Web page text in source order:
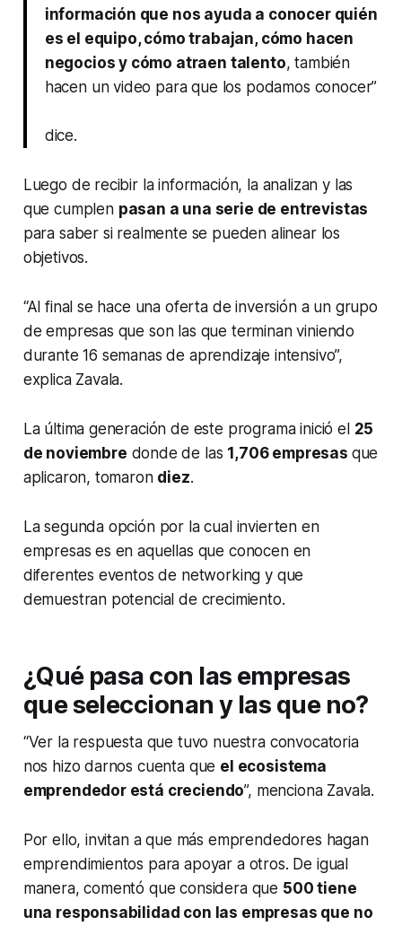
información que nos ayuda a conocer quién
es el equipo, cómo trabajan, cómo hacen
negocios y cómo atraen talento, también
hacen un video para que los podamos conocer”
dice.
Luego de recibir la información, la analizan y las
que cumplen pasan a una serie de entrevistas
para saber si realmente se pueden alinear los
objetivos.
“Al final se hace una oferta de inversión a un grupo
de empresas que son las que terminan viniendo
durante 16 semanas de aprendizaje intensivo”,
explica Zavala.
La última generación de este programa inició el 25
de noviembre donde de las 1,706 empresas que
aplicaron, tomaron diez.
La segunda opción por la cual invierten en
empresas es en aquellas que conocen en
diferentes eventos de networking y que
demuestran potencial de crecimiento.
¿Qué pasa con las empresas
que seleccionan y las que no?
“Ver la respuesta que tuvo nuestra convocatoria
nos hizo darnos cuenta que el ecosistema
emprendedor está creciendo”, menciona Zavala.
Por ello, invitan a que más emprendedores hagan
emprendimientos para apoyar a otros. De igual
manera, comentó que considera que 500 tiene
una responsabilidad con las empresas que no